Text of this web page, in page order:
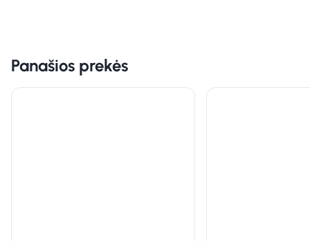
Panašios prekės